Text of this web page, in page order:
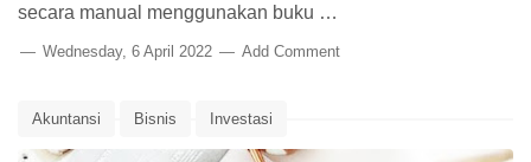
secara manual menggunakan buku …
Wednesday, 6 April 2022 Add Comment
Akuntansi Bisnis Investasi